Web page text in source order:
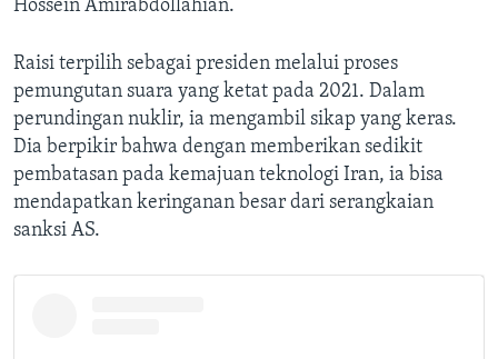
Hossein Amirabdollahian.
Raisi terpilih sebagai presiden melalui proses
pemungutan suara yang ketat pada 2021. Dalam
perundingan nuklir, ia mengambil sikap yang keras.
Dia berpikir bahwa dengan memberikan sedikit
pembatasan pada kemajuan teknologi Iran, ia bisa
mendapatkan keringanan besar dari serangkaian
sanksi AS.